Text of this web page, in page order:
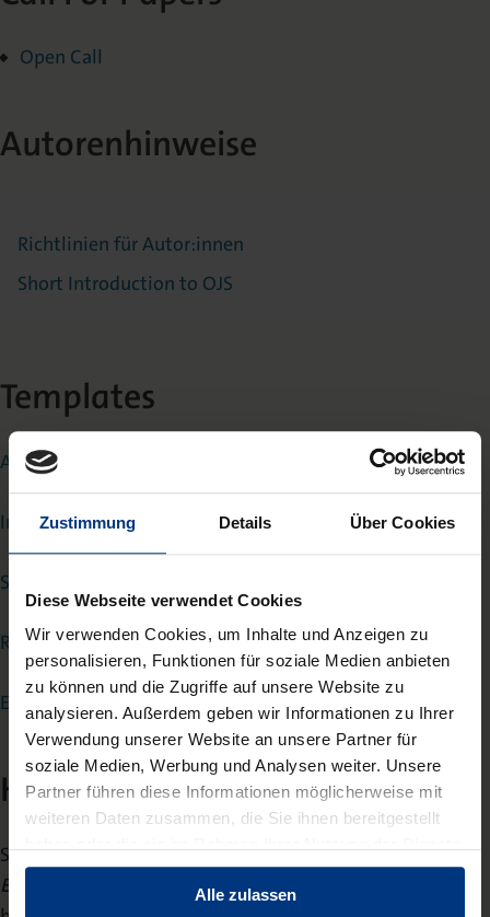
Zustimmung Details Über Cookies
Diese Webseite verwendet Cookies
Wir verwenden Cookies, um Inhalte und Anzeigen zu
personalisieren, Funktionen für soziale Medien anbieten
zu können und die Zugriffe auf unsere Website zu
analysieren. Außerdem geben wir Informationen zu Ihrer
Verwendung unserer Website an unsere Partner für
soziale Medien, Werbung und Analysen weiter. Unsere
Partner führen diese Informationen möglicherweise mit
weiteren Daten zusammen, die Sie ihnen bereitgestellt
gesammelt haben.
Alle zulassen
Open Call
Autorenhinweise
Richtlinien für Autor:innen
Short Introduction to OJS
Templates
Articles
Interviews
Speeches
Reviews
Editorials
Hinweise für Gastherausgeber
Sonderhefte sind Ausgaben vonCulture, Practice &
Europeanizatio
n, die einen spezifischen Fokus auf ein